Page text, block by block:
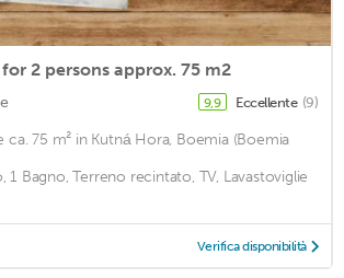
2 persons approx. 75 m2
9,9 Eccellente (9)
ca. 75 m² in Kutná Hora, Boemia (Boemia
1 Bagno, Terreno recintato, TV, Lavastoviglie
Verifica disponibilità